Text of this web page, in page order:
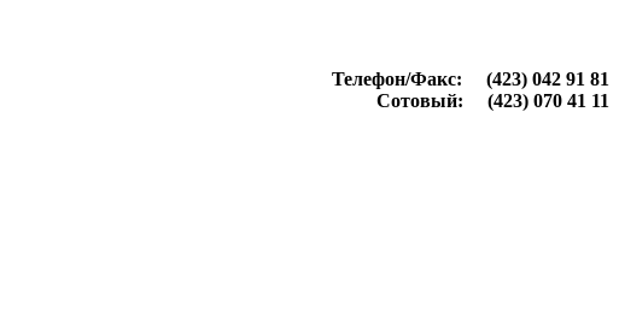
Телефон/Факс: (423) 042 91 81
Сотовый: (423) 070 41 11